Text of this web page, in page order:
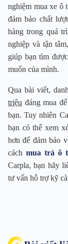
nghiệm mua xe ô
đảm bảo chất
hàng trong quá
nghiệp và tận
giúp bạn tìm
muốn của mình.
Qua bài viết,
triệu đáng mua
bạn. Tuy nhiên
bạn có thể xem
hơn để đảm bảo
cáchmua trả ô
Carpla, bạn hãy
tư vấn hỗ trợ kỹ